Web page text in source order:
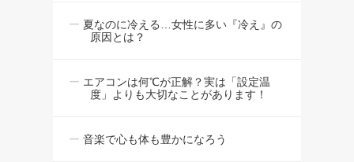
夏なのに冷える…女性に多い『冷え』の
原因とは？
エアコンは何℃が正解？実は「設定温
度」よりも大切なことがあります！
音楽で心も体も豊かになろう